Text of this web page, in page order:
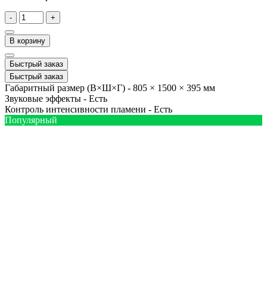
- +
В корзину
Быстрый заказ
Быстрый заказ
Габаритный размер (В×Ш×Г) - 805 × 1500 × 395 мм
Звуковые эффекты - Есть
Контроль интенсивности пламени - Есть
Популярный